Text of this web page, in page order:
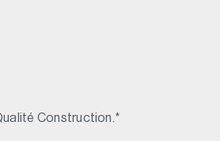
Construction.*